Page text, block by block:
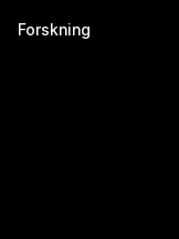
Forskning